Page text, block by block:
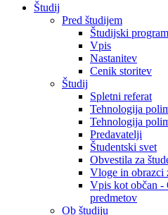
Študij
Pred študijem
Študijski
Vpis
Nastanitev
Cenik storitev
Študij
Spletni referat
Tehnologija
Tehnologija
Predavatelji
Študentski svet
Obvestila za
Vloge in obrazci
Vpis kot občan -
predmetov
Ob študiju